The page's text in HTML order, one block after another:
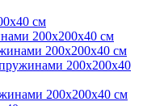
см
200х200х40 см
200х200х40 см
200х200х40
200х200х40 см